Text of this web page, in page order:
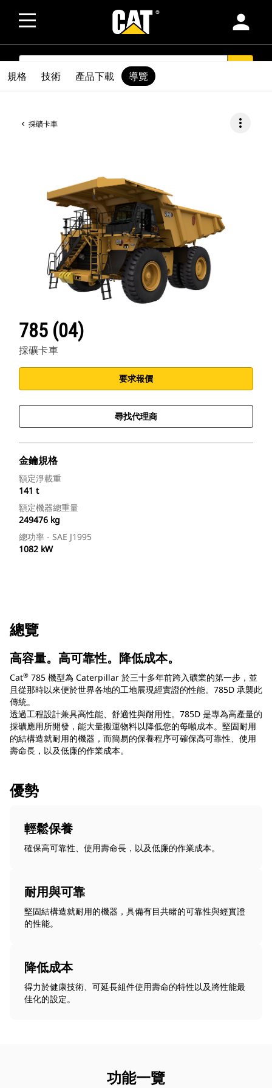
person
SEARCH
採礦卡車 more_vert
785 (04)
採礦卡車
要求報價
尋找代理商
金鑰規格
額定淨載重
141 t
額定機器總重量
249476 kg
總功率 - SAE J1995
1082 kW
規格 技術 產品下載 導覽
總覽
高容量。高可靠性。降低成本。
Cat® 785 機型為 Caterpillar 於三十多年前跨入礦業的第一步，並
且從那時以來便於世界各地的工地展現經實證的性能。785D 承襲此
傳統。
透過工程設計兼具高性能、舒適性與耐用性。785D 是專為高產量的
採礦應用所開發，能大量搬運物料以降低您的每噸成本。堅固耐用
的結構造就耐用的機器，而簡易的保養程序可確保高可靠性、使用
壽命長，以及低廉的作業成本。
優勢
輕鬆保養
確保高可靠性、使用壽命長，以及低廉的作業成本。
耐用與可靠
堅固結構造就耐用的機器，具備有目共睹的可靠性與經實證
的性能。
降低成本
得力於健康技術、可延長組件使用壽命的特性以及將性能最
佳化的設定。
功能一覽